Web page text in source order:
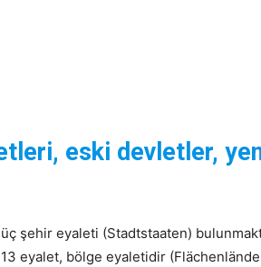
eski devletler,
şehir eyaleti (Stadtstaaten)
eyalet, bölge eyaletidir